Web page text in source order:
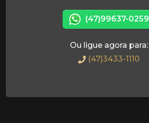
(47)99637-0259
Ou ligue agora para:
(47)3433-1110